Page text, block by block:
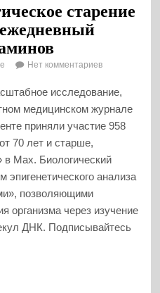
старение
Нет комментариев
исследование,
медицинском журнале
приняли участие 958
70 лет и старше,
Max. Биологический
эпигенетического анализа
позволяющими
организма через изучение
ДНК. Подписывайтесь